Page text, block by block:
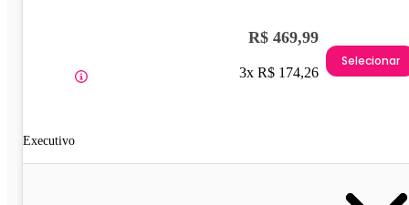
Executivo
R$ 469,99
3x R$ 174,26
Selecionar